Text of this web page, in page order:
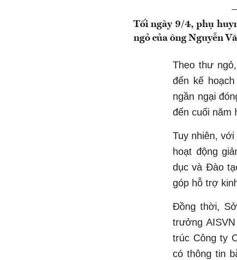
Tối ngày 9/4, phụ
ngỏ của ông Nguyễn
Theo thư
đến kế
ngần ngại
đến cuối năm
Tuy nhiên,
hoạt động
dục và Đào
góp hỗ trợ
Đồng thời,
trưởng
trúc Công ty
có thông tin